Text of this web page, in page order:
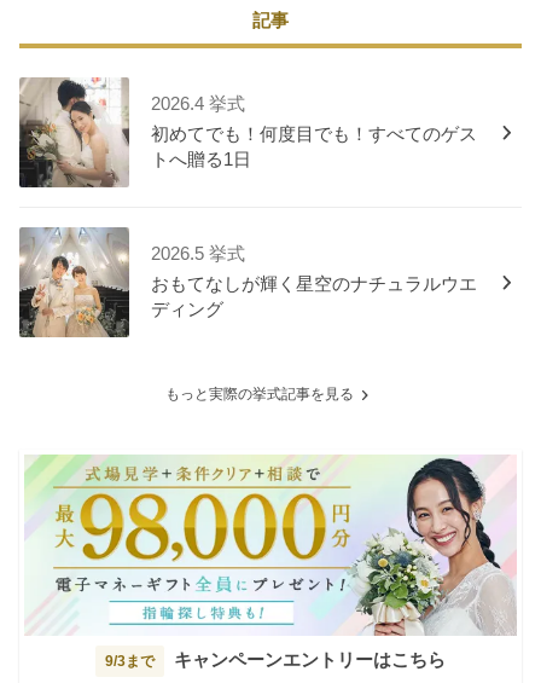
記事
2026.4 挙式
初めてでも！何度目でも！すべてのゲス
トへ贈る1日
2026.5 挙式
おもてなしが輝く星空のナチュラルウエ
ディング
もっと実際の挙式記事を見る
9/3まで キャンペーンエントリーはこちら